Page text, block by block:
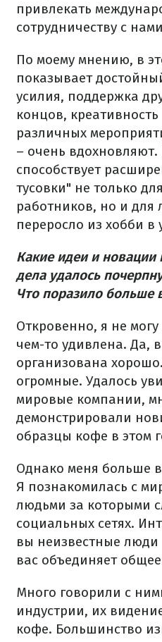
привлекать
сотрудничеству с
По моему мнению, в
показывает
усилия, поддержка
концов,
различных
– очень вдохновляют.
способствует
тусовки" не только
работников, но и для
переросло из хобби в
Какие идеи и новации
дела удалось
Что поразило больше
Откровенно, я не
чем-то удивлена. Да,
организована
огромные. Удалось
мировые компании,
демонстрировали
образцы кофе в этом
Однако меня больше
Я познакомилась с
людьми за которыми
социальных сетях.
вы неизвестные люди
вас объединяет
Много говорили с
индустрии, их
кофе. Большинство